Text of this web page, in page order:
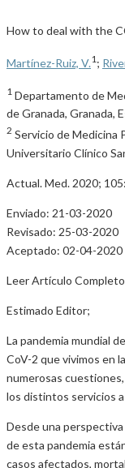
How to deal with the
Martínez-Ruiz, V.1 ;
1 Departamento de
de Granada, Granada,
2 Servicio de Medicina
Universitario Clínico
Actual. Med. 2020;
Enviado: 21-03-2020
Revisado: 25-03-2020
Aceptado: 02-04-2020
Leer Artículo Completo
Estimado Editor;
La pandemia mundial
CoV-2 que vivimos en
numerosas
los distintos servicios
Desde una
de esta pandemia
casos afectados,